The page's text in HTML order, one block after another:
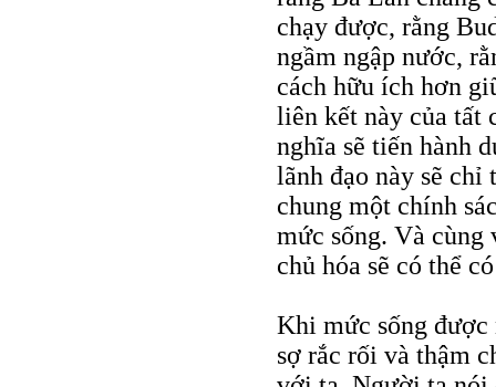
chạy được, rằng
ngầm ngập nước,
cách hữu ích hơn
liên kết này của tất
nghĩa sẽ tiến hành
lãnh đạo này sẽ chỉ
chung một chính
mức sống. Và cùng
chủ hóa sẽ có thể
Khi mức sống được
sợ rắc rối và thậm